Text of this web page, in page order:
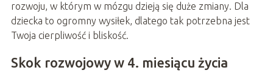
rozwoju, w którym w mózgu dzieją się duże zmiany. Dla
dziecka to ogromny wysiłek, dlatego tak potrzebna jest
Twoja cierpliwość i bliskość.
Skok rozwojowy w 4. miesiącu życia